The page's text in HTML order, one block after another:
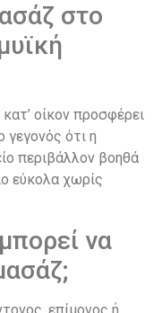
στο
οίκον προσφέρει
γεγονός ότι η
περιβάλλον βοηθά
εύκολα χωρίς
να